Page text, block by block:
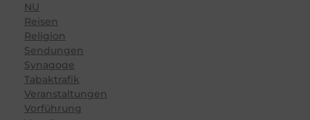
NU
Reisen
Religion
Sendungen
Synagoge
Tabaktrafik
Veranstaltungen
Vorführung